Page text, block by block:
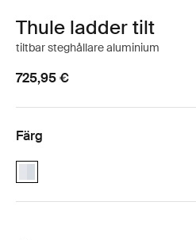
Thule ladder tilt
tiltbar steghållare aluminium
725,95 €
Färg
Thule ladder tilt Aluminium (selected)